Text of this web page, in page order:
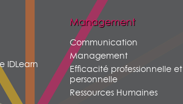
IDLearn
Management
Communication
Management
Efficacité professionnelle et
personnelle
Ressources Humaines